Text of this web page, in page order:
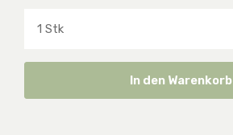
In den Warenkorb